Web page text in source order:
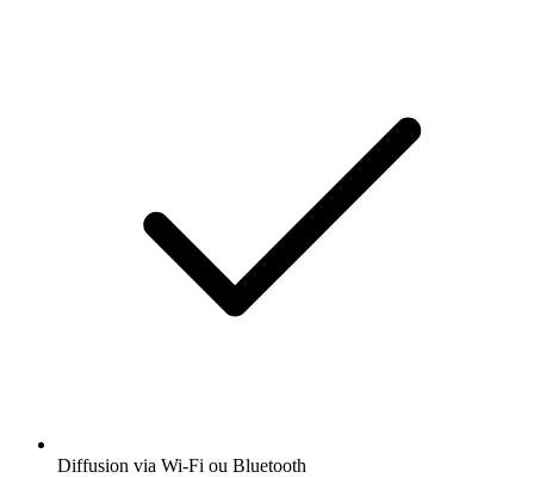
Diffusion via Wi-Fi ou Bluetooth